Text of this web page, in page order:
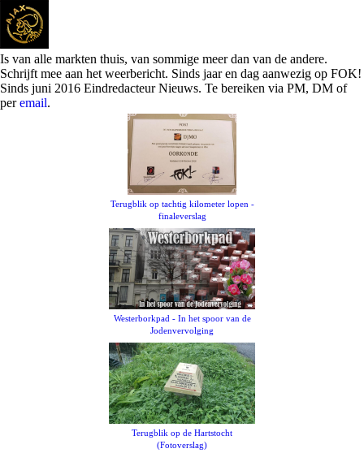
Is van alle markten thuis, van sommige meer dan van de andere.
Schrijft mee aan het weerbericht. Sinds jaar en dag aanwezig op FOK!
Sinds juni 2016 Eindredacteur Nieuws. Te bereiken via PM, DM of
peremail.
Terugblik op tachtig kilometer lopen -
finaleverslag
Westerborkpad - In het spoor van de
Jodenvervolging
Terugblik op de Hartstocht
(Fotoverslag)